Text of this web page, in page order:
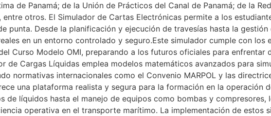
de Panamá; de la Unión de Prácticos del Canal de Panamá; de la
entre otros. El Simulador de Cartas Electrónicas permite a los
punta. Desde la planificación y ejecución de travesías hasta la
en un entorno controlado y seguro.Este simulador cumple con
Curso Modelo OMI, preparando a los futuros oficiales para enfrentar
de Cargas Líquidas emplea modelos matemáticos avanzados para
normativas internacionales como el Convenio MARPOL y las
una plataforma realista y segura para la formación en la operación
de líquidos hasta el manejo de equipos como bombas y compresores,
operativa en el transporte marítimo. La implementación de estos